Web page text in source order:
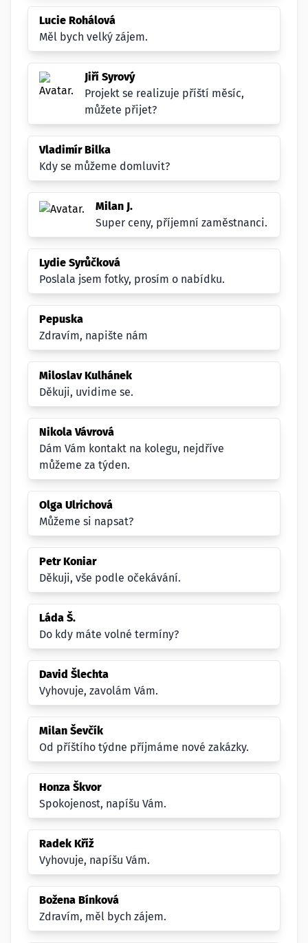
Lucie Rohálová
Měl bych velký zájem.
Jiří Syrový
Projekt se realizuje příští měsíc,
můžete přijet?
Vladimír Bilka
Kdy se můžeme domluvit?
Milan J.
Super ceny, příjemní zaměstnanci.
Lydie Syrůčková
Poslala jsem fotky, prosím o nabídku.
Pepuska
Zdravím, napište nám
Miloslav Kulhánek
Děkuji, uvidime se.
Nikola Vávrová
Dám Vám kontakt na kolegu, nejdříve
můžeme za týden.
Olga Ulrichová
Můžeme si napsat?
Petr Koniar
Děkuji, vše podle očekávání.
Láda Š.
Do kdy máte volné termíny?
David Šlechta
Vyhovuje, zavolám Vám.
Milan Ševčík
Od příštího týdne příjmáme nové zakázky.
Honza Škvor
Spokojenost, napíšu Vám.
Radek Kříž
Vyhovuje, napíšu Vám.
Božena Bínková
Zdravím, měl bych zájem.